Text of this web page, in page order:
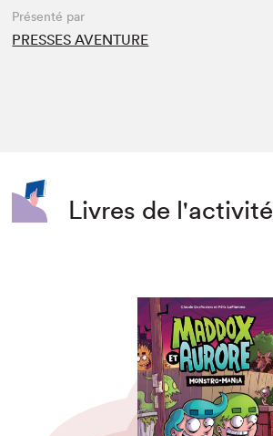
Présenté par
PRESSES AVENTURE
Livres de l'activité